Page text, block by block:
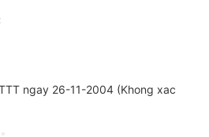
ngay 26-11-2004 (Khong xac